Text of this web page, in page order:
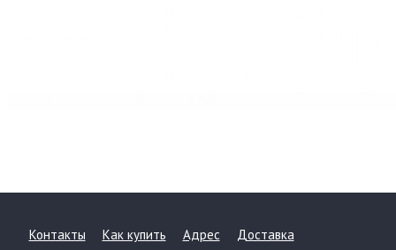
Контакты Как купить Адрес Доставка